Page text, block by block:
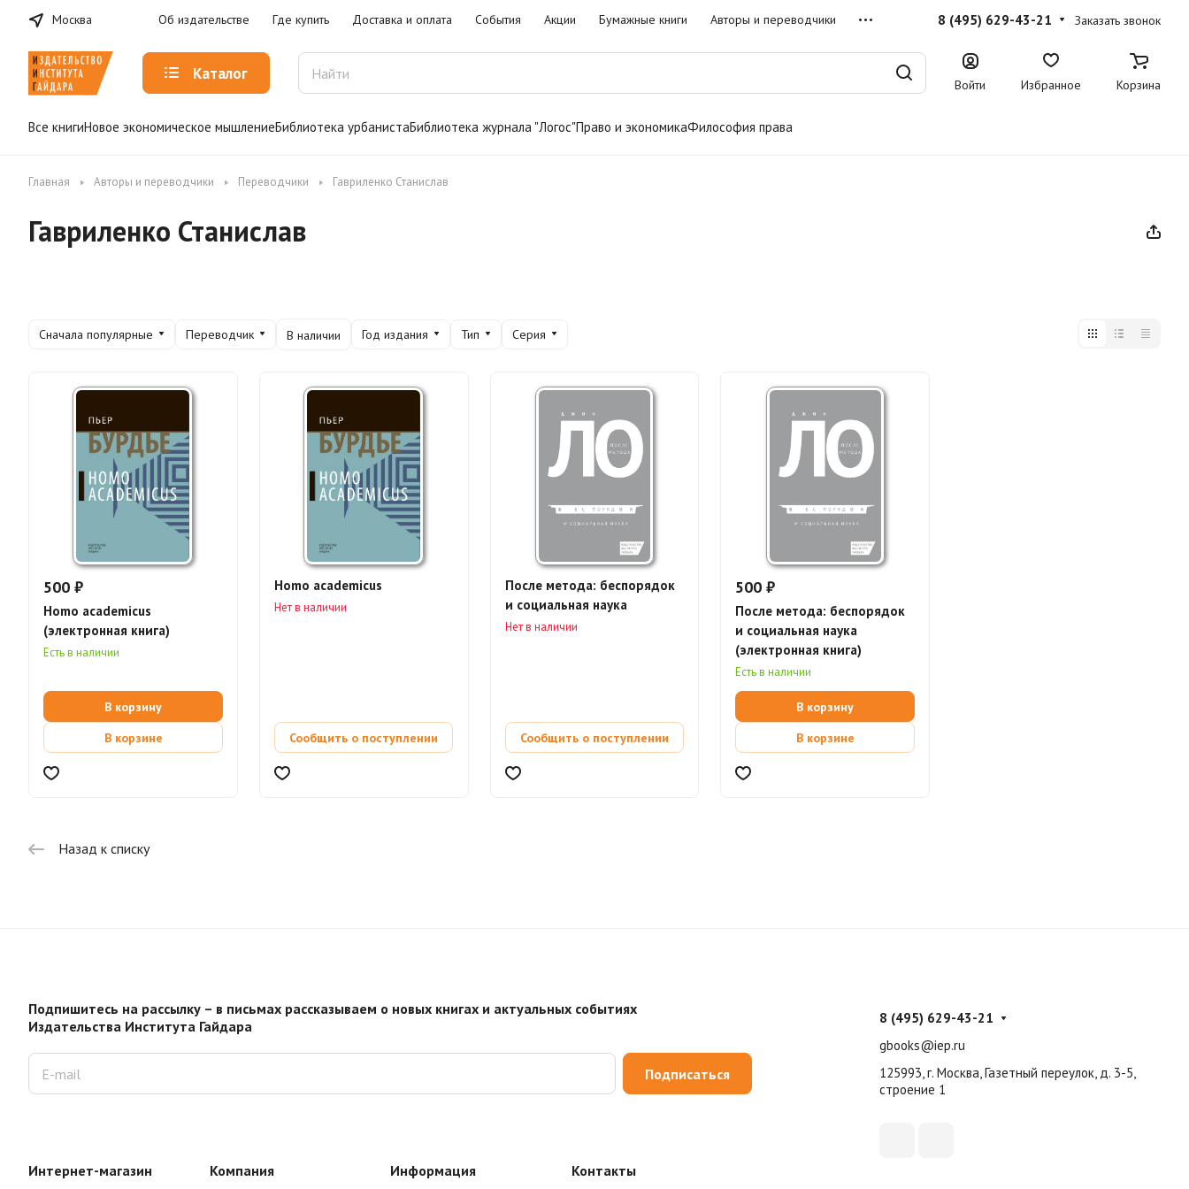
Москва Об издательстве Где купить Доставка и оплата События Акции Бумажные книги Авторы и переводчики 8 (495) 629-43-21 Заказать звонок
Каталог
Войти Избранное Корзина
Все книгиНовое экономическое мышлениеБиблиотека урбанистаБиблиотека журнала "Логос"Право и экономикаФилософия права
Главная Авторы и переводчики Переводчики Гавриленко Станислав
Гавриленко Станислав
Сначала популярные Переводчик В наличии Год издания Тип Серия
500 ₽
Homo academicus
(электронная книга)
Есть в наличии
В корзину
В корзине
Homo academicus
Нет в наличии
Сообщить о поступлении
После метода: беспорядок
и социальная наука
Нет в наличии
Сообщить о поступлении
500 ₽
После метода: беспорядок
и социальная наука
(электронная книга)
Есть в наличии
В корзину
В корзине
Назад к списку
Подпишитесь на рассылку – в письмах рассказываем о новых книгах и актуальных событиях
Издательства Института Гайдара
Подписаться
Интернет-магазин Компания Информация Контакты
8 (495) 629-43-21
gbooks@iep.ru
125993, г. Москва, Газетный переулок, д. 3-5,
строение 1